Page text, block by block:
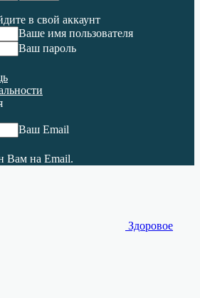
в свой аккаунт
Ваше имя пользователя
Ваш пароль
Ваш Email
Вам на Email.
Здоровое